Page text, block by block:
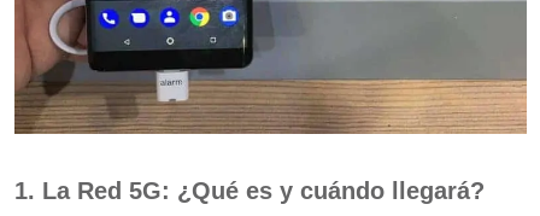
1. La Red 5G: ¿Qué es y cuándo llegará?